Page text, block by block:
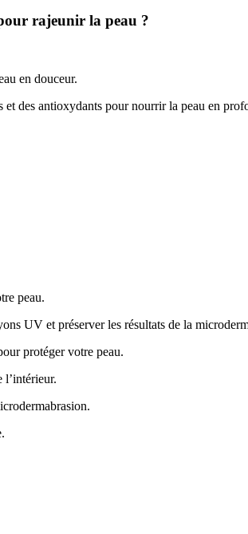
rajeunir la peau ?
en douceur.
et des antioxydants pour nourrir la peau en
peau.
UV et préserver les résultats de la
protéger votre peau.
l’intérieur.